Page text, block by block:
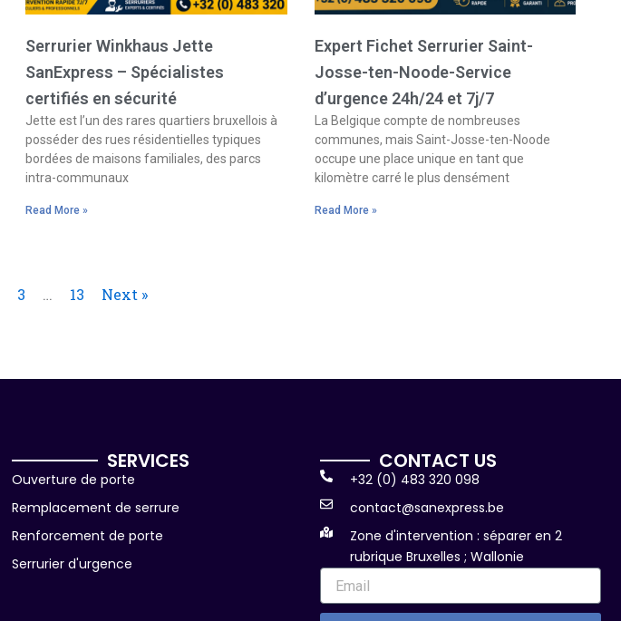
Serrurier Winkhaus Jette
SanExpress – Spécialistes
certifiés en sécurité
Jette est l’un des rares quartiers bruxellois à
posséder des rues résidentielles typiques
bordées de maisons familiales, des parcs
intra-communaux
Read More »
Expert Fichet Serrurier Saint-
Josse-ten-Noode-Service
d’urgence 24h/24 et 7j/7
La Belgique compte de nombreuses
communes, mais Saint-Josse-ten-Noode
occupe une place unique en tant que
kilomètre carré le plus densément
Read More »
3 … 13 Next »
SERVICES
Ouverture de porte
Remplacement de serrure
Renforcement de porte
Serrurier d'urgence
CONTACT US
+32 (0) 483 320 098
contact@sanexpress.be
Zone d'intervention : séparer en 2
rubrique Bruxelles ; Wallonie